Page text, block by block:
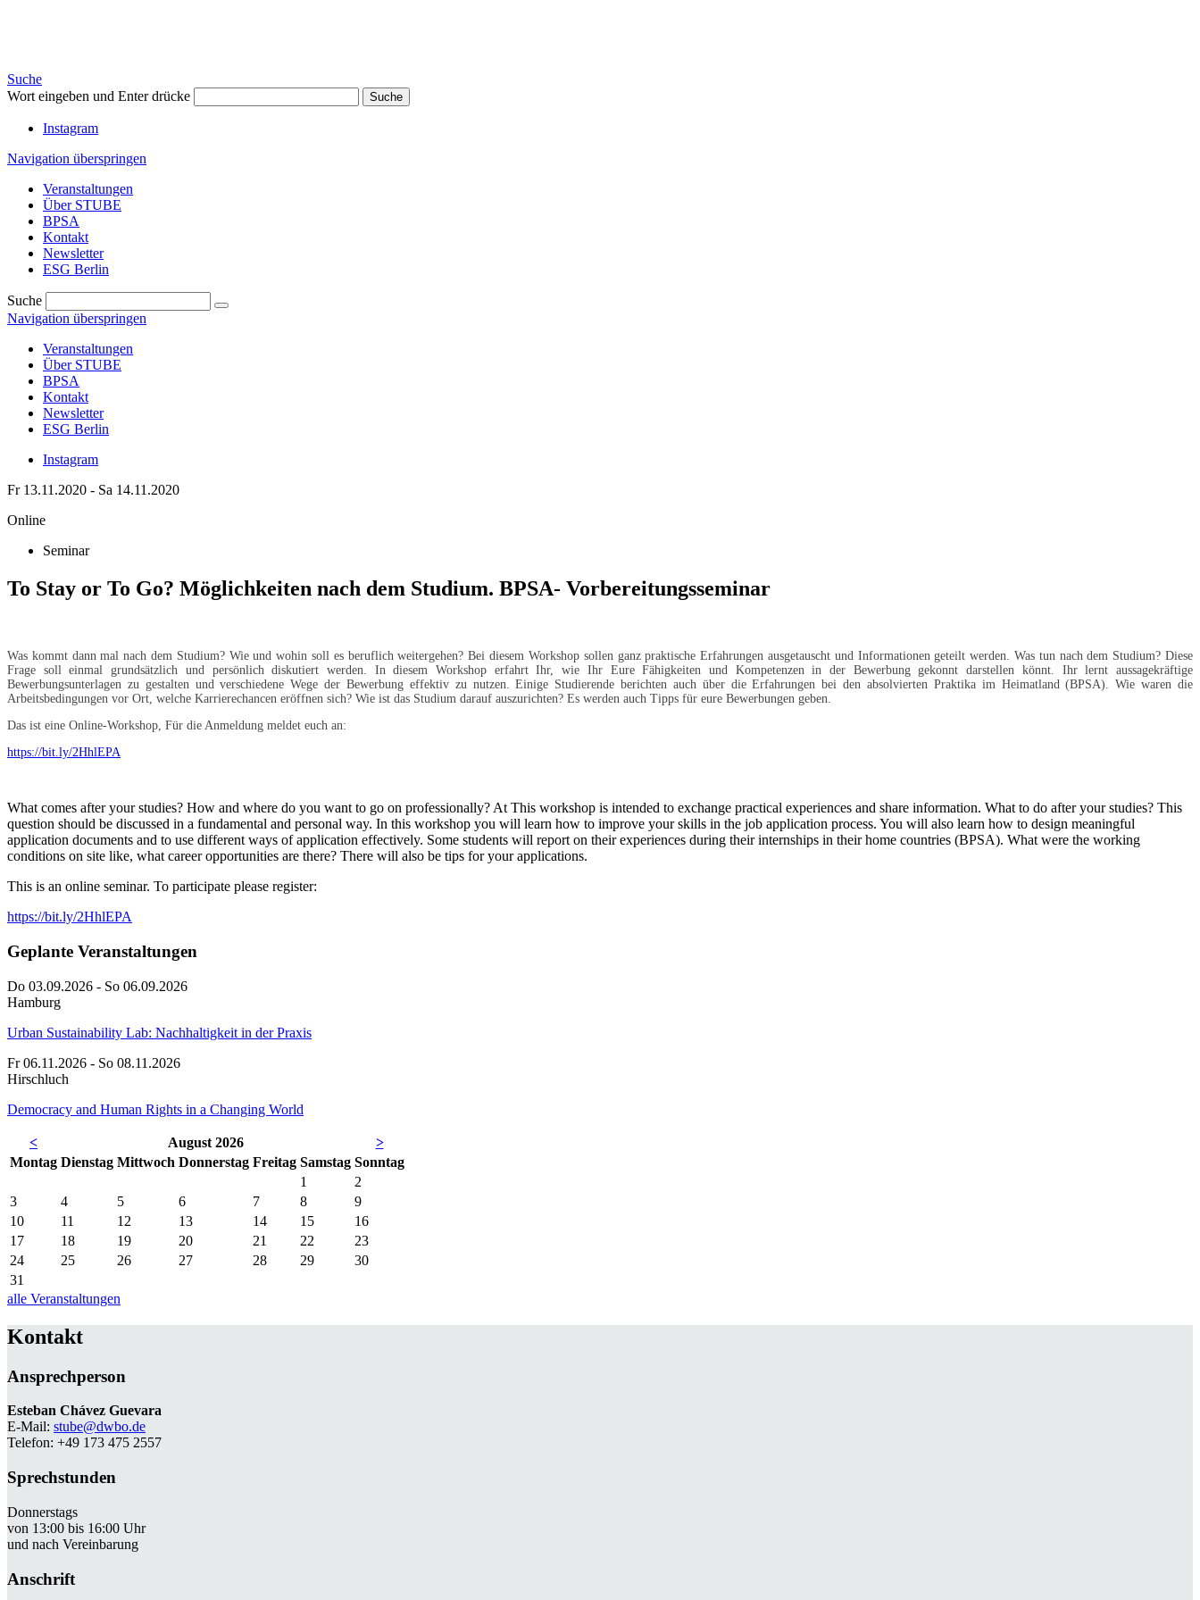
Suche
Wort eingeben und Enter drücke
Suche
Instagram
Navigation überspringen
Veranstaltungen
Über STUBE
BPSA
Kontakt
Newsletter
ESG Berlin
Suche
Navigation überspringen
Veranstaltungen
Über STUBE
BPSA
Kontakt
Newsletter
ESG Berlin
Instagram
Fr 13.11.2020 - Sa 14.11.2020
Online
Seminar
To Stay or To Go? Möglichkeiten nach dem Studium. BPSA- Vorbereitungsseminar
Was kommt dann mal nach dem Studium? Wie und wohin soll es beruflich weitergehen? Bei diesem Workshop sollen ganz praktische Erfahrungen ausgetauscht und Informationen geteilt werden. Was tun nach dem Studium? Diese
Frage soll einmal grundsätzlich und persönlich diskutiert werden. In diesem Workshop erfahrt Ihr, wie Ihr Eure Fähigkeiten und Kompetenzen in der Bewerbung gekonnt darstellen könnt. Ihr lernt aussagekräftige
Bewerbungsunterlagen zu gestalten und verschiedene Wege der Bewerbung effektiv zu nutzen. Einige Studierende berichten auch über die Erfahrungen bei den absolvierten Praktika im Heimatland (BPSA). Wie waren die
Arbeitsbedingungen vor Ort, welche Karrierechancen eröffnen sich? Wie ist das Studium darauf auszurichten? Es werden auch Tipps für eure Bewerbungen geben.
Das ist eine Online-Workshop, Für die Anmeldung meldet euch an:
https://bit.ly/2HhlEPA
What comes after your studies? How and where do you want to go on professionally? At This workshop is intended to exchange practical experiences and share information. What to do after your studies? This
question should be discussed in a fundamental and personal way. In this workshop you will learn how to improve your skills in the job application process. You will also learn how to design meaningful
application documents and to use different ways of application effectively. Some students will report on their experiences during their internships in their home countries (BPSA). What were the working
conditions on site like, what career opportunities are there? There will also be tips for your applications.
This is an online seminar. To participate please register:
https://bit.ly/2HhlEPA
Geplante Veranstaltungen
Do 03.09.2026 - So 06.09.2026
Hamburg
Urban Sustainability Lab: Nachhaltigkeit in der Praxis
Fr 06.11.2026 - So 08.11.2026
Hirschluch
Democracy and Human Rights in a Changing World
< August 2026
>
Montag Dienstag Mittwoch Donnerstag Freitag Samstag Sonntag
1
2
3
4 5 6 7 8
9
10
11 12 13 14 15
16
17
18 19 20 21 22
23
24
25 26 27 28 29
30
31
alle Veranstaltungen
Kontakt
Ansprechperson
Esteban Chávez Guevara
E-Mail: stube@dwbo.de
Telefon: +49 173 475 2557
Sprechstunden
Donnerstags
von 13:00 bis 16:00 Uhr
und nach Vereinbarung
Anschrift